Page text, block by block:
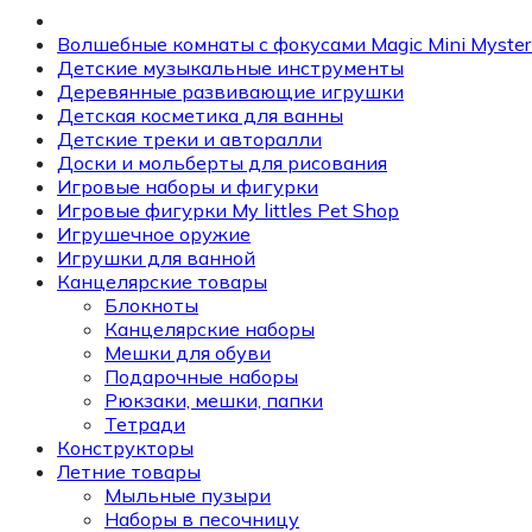
Волшебные комнаты с фокусами Magic Mini
Детские музыкальные инструменты
Деревянные развивающие игрушки
Детская косметика для ванны
Детские треки и авторалли
Доски и мольберты для рисования
Игровые наборы и фигурки
Игровые фигурки My littles Pet Shop
Игрушечное оружие
Игрушки для ванной
Канцелярские товары
Блокноты
Канцелярские наборы
Мешки для обуви
Подарочные наборы
Рюкзаки, мешки, папки
Тетради
Конструкторы
Летние товары
Мыльные пузыри
Наборы в песочницу